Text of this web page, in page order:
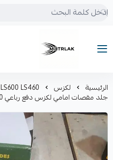
Motrlak
الرئيسية لكزس LS600 LS460
جلد مقصات امامي لكزس دفع رباعي LS460 LS600